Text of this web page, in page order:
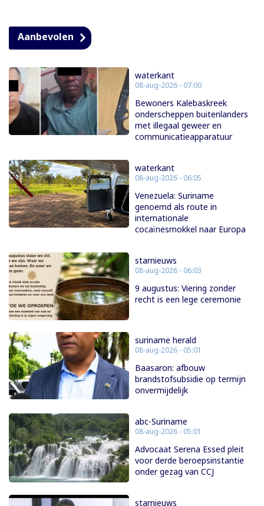
Aanbevolen
waterkant
08-aug-2026 - 07:00
Bewoners Kalebaskreek
onderscheppen buitenlanders
met illegaal geweer en
communicatieapparatuur
waterkant
08-aug-2026 - 06:05
Venezuela: Suriname
genoemd als route in
internationale
cocaïnesmokkel naar Europa
starnieuws
08-aug-2026 - 06:03
9 augustus: Viering zonder
recht is een lege ceremonie
suriname herald
08-aug-2026 - 05:01
Baasaron: afbouw
brandstofsubsidie op termijn
onvermijdelijk
abc-Suriname
08-aug-2026 - 05:01
Advocaat Serena Essed pleit
voor derde beroepsinstantie
onder gezag van CCJ
starnieuws